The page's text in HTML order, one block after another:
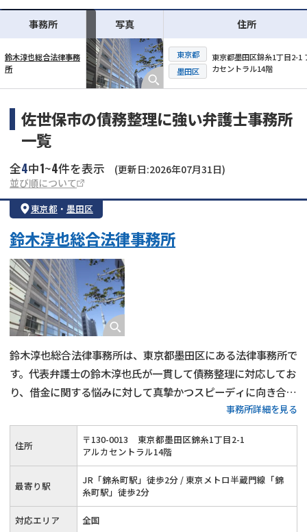
横スクロール可能
事務所 写真 住所
鈴木淳也総合法律事務
所
東京都
墨田区
東京都墨田区錦糸1丁目2-1
カセントラル14階
佐世保市の債務整理に強い弁護士事務所
一覧
全4中1~4件を表示
(更新日:2026年07月31日)
並び順について
東京都 ・ 墨田区
鈴木淳也総合法律事務所
鈴木淳也総合法律事務所は、東京都墨田区にある法律事務所で
す。代表弁護士の鈴木淳也氏が一貫して債務整理に対応してお
り、借金に関する悩みに対して真摯かつスピーディに向き合っ
てくれるのが特徴です。任意整理・自己破産・個人再生など、
各手続きについて詳しく相談でき、生活再建に向けた法的支援
が受けられます。
事務所詳細を見る
住所 〒130-0013
東京都墨田区錦糸1丁目2-1
アルカセントラル14階
最寄り駅
JR「錦糸町駅」徒歩2分 / 東京メトロ半蔵門線「錦
糸町駅」徒歩2分
対応エリア 全国